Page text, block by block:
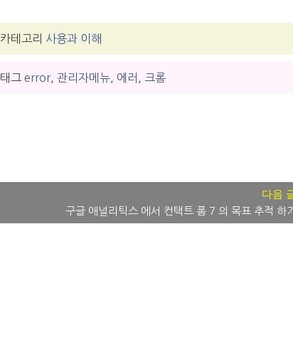
카테고리 사용과 이해
태그error,관리자메뉴 에러 크롬
구글 애널리틱스 에서 컨택트 폼 7 의 목표 추적 하기